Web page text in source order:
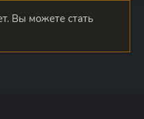
Вы можете стать